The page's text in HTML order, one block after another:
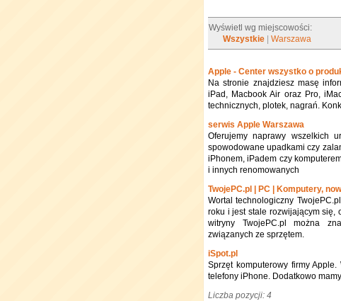
Wyświetl wg miejscowości:
Wszystkie |Warszawa
Apple - Center wszystko o
Na stronie znajdziesz masę
iPad, Macbook Air oraz Pro,
technicznych, plotek, nagrań.
serwis Apple Warszawa
Oferujemy naprawy wszelkich
spowodowane upadkami czy
iPhonem, iPadem czy
i innych renomowanych
TwojePC.pl | PC | Komputery,
Wortal technologiczny
roku i jest stale rozwijającym się,
witryny TwojePC.pl można
związanych ze sprzętem.
iSpot.pl
Sprzęt komputerowy firmy
telefony iPhone. Dodatkowo
Liczba pozycji: 4